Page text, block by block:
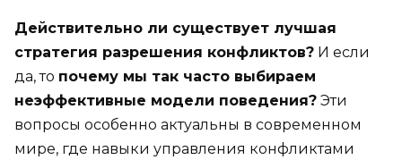
Действительно ли существует лучшая
стратегия разрешения конфликтов? И если
да, то почему мы так часто выбираем
неэффективные модели поведения? Эти
вопросы особенно актуальны в современном
мире, где навыки управления конфликтами